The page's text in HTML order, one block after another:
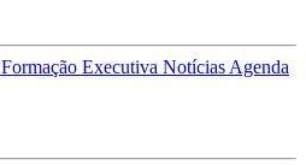
Formação Executiva Notícias Agenda